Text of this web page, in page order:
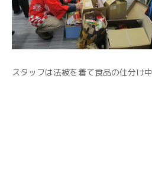
スタッフは法被を着て食品の仕分け中